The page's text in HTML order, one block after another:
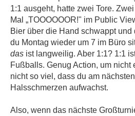
1:1 ausgeht, hatte zwei Tore.
Mal „TOOOOOOR!" im Public
Bier über die Hand schwappt und
du Montag wieder um 7 im Büro
das ist langweilig. Aber 1:1? 1:1
Fußballs. Genug Action, um nicht
nicht so viel, dass du am
Halsschmerzen aufwachst.
Also, wenn das nächste